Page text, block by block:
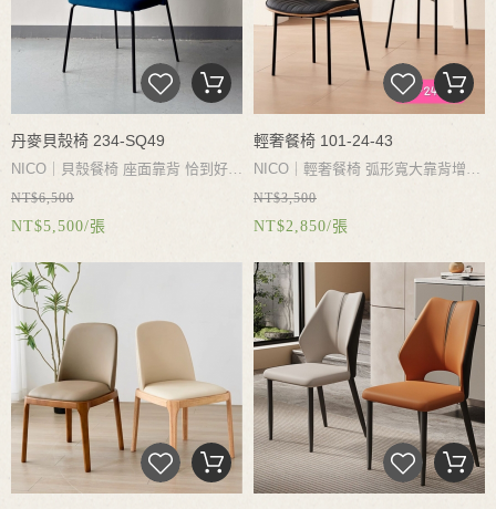
丹麥貝殼椅 234-SQ49
NICO｜貝殼餐椅 座面靠背 恰到好處
的靠背弧度與人體坐姿舒適角度貼
合，宛如輕輕擁抱，堅固的框架支撐
得到全面的安全感與舒適性。流暢的
弧形線條設計舒適坐姿角度搭配多款
面料配置 裝扮一個舒適有格調的
家！
NT$6,500
NT$5,500/張
輕奢餐椅 101-24-43
NICO｜ 輕奢餐椅 弧形寬大靠背增加
接觸面積 復合人體工學貼合背部曲
線釋放疲憊久坐不累
料舒適透氣防水易打理 碳素鋼框架
承重性強經久耐用不搖晃
NT$3,500
NT$2,850/張